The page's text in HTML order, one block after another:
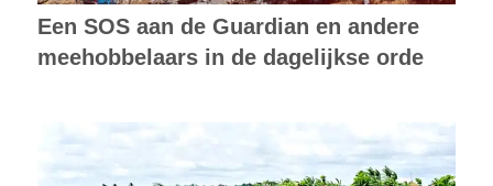
Een SOS aan de Guardian en andere
meehobbelaars in de dagelijkse orde